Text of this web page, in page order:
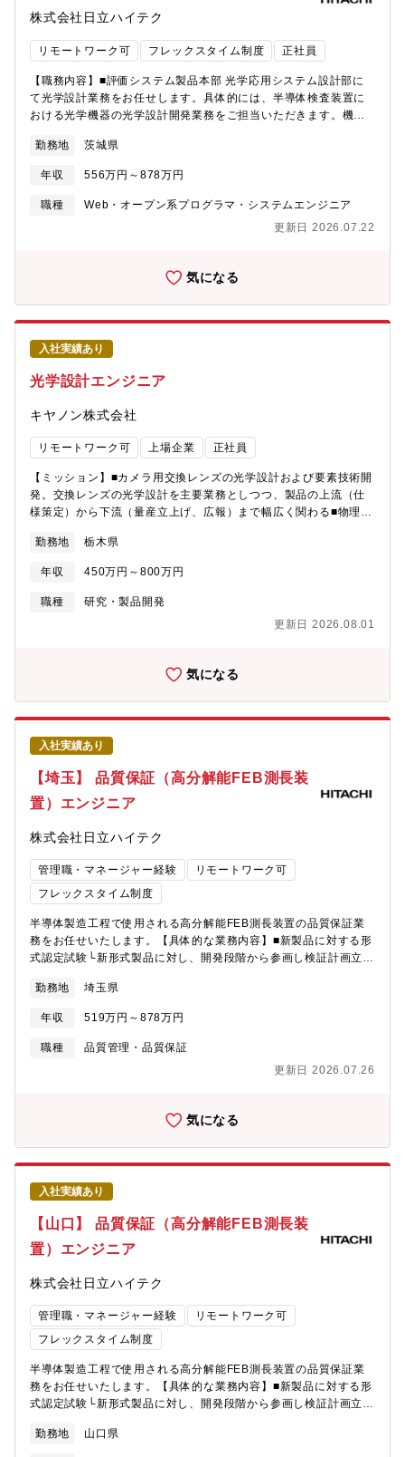
論を重ね、遣り甲斐を感じられます。
株式会社日立ハイテク
リモートワーク可 フレックスタイム制度 正社員
【職務内容】■評価システム製品本部 光学応用システム設計部に
て光学設計業務をお任せします。具体的には、半導体検査装置に
おける光学機器の光学設計開発業務をご担当いただきます。機
初めとする光学素子の仕様検討から設計指示までをお任せしま
す。またご経験に応じて、光学シミュレーション等の活用、サプ
ライヤと協力してのレーザー開発、レーザー照明光学系設計、検
出光学系設計、自動焦点システム設計、波面制御技術開発、高速
める管理職として技術開発・製品開発などにより組織を牽引する
の定める業務【担当装置例】■同社は半導体検査装置において電子
線やレーザーなどを使用した精密な表面検査技術を持っており、
当部署ではこのうち特に光学のコア技術をもとにした次世代検査
装置の開発を担っています。光を使用することによりスピーディ
な検査が可能となるため、半導体製造工程においてなくてはなら
ない装置の一つとなっています。◆暗視野式ウェーハ欠陥検査装
置（DIシリーズ）◆暗視野式ウェーハ欠陥検査装置 DI4600日立
暗視野式ウェーハ欠陥検査装置 DI2800回路パターン付きシリコ
ンウェーハ上に存在する異物や欠陥を検査する装置です。レーザ
ーを当てて散乱光を検知し、ウェーハ上にある異物（ごみ）や
様々な欠陥（パターン形成不良等）を高感度かつ高速に検査しま
す。ラインセンサにて取得した2次元画像を処理し、正常パターン
から欠陥のみを高精度に検出することができます。◆ウェーハ表
面検査装置（LSシリーズ）◆ウェーハ表面検査装置 LSシリーズ
パターンのない鏡面シリコンウェーハ上に存在する異物や欠陥を
を形成する前のウェーハ上にある異物（ごみ）や様々な欠陥（段
来よりも高感度の検査を実現し、技術革新賞も受賞するなど、各
方面から高い評価を受けています。これの装置により、半導体デ
と】■半導体ウェーハ検査装置の事業を拡大・成長させるために
うな機能・装置が必要になるのかといったR&Dの方向性を明確化
した上で、それをモノ・コトとして実現していくことが重要だと
考えています。【企業・仕事の魅力】■市場性が極めて高く、技術
の進化スピードが早い半導体業界においてシェアを伸長している
同社において、高機能・高精度が求められる最先端技術を学びな
がら、さらなる技術開発を追求することができます。また、現在
のあらゆる産業の根幹である半導体を検査、計測する装置を開発
することで、広く社会貢献に携わることができます。技術者にと
ってはこの上ない環境だと思います。【採用背景】■同社装置は大
全体が弛まぬ技術革新により、半導体デバイスの高性能化を続け
ウェーハを検査したい」といった顧客の高度な要求に対しても、
同社は更に技術を磨き、その声に応えていくことが必要です。■そ
こで技術者の人財を強化し、我々としても技術革新を進め、顧客
の要求・期待に応える・超えるモノ・コトを提供することによっ
て、顧客のモノづくりを支えるベストパートナーであり続けるこ
とを目標としています。【日立製作所の研究所群とのかかわり】■
高精度ステージの要素研究を日立の研究所で行い、製品に繋げる
など日立グループとしての強みも発揮しながら開発をしていま
勤務地 茨城県
年収 556万円～878万円
職種
Web・オープン系プログラマ・システムエンジニア
更新日 2026.07.22
気になる
入社実績あり
光学設計エンジニア
キヤノン株式会社
リモートワーク可 上場企業 正社員
【ミッション】■カメラ用交換レンズの光学設計および要素技術開
発。交換レンズの光学設計を主要業務としつつ、製品の上流（仕
様策定）から下流（量産立上げ、広報）まで幅広く関わる■物理現
で新しい製品を生み出す意欲を持った方■写真、映像は人の人生を
豊かにしてくれる大事な文化です。自らが手がけた製品によっ
て、大事な文化を育み写真を撮りたい人々の思いに応えていきま
しょう【職務内容】私たちの部門ではカメラ用交換レンズ製品の
ェクトにおいては、■市場分析に基づく魅力的な仕様の提案■メカ/
作Sim■製品搭載光学データ作成・検証■量産立上げ円滑化のため
のフォロー■製品販促のための広報活動まで幅広く担当いたしま
す。一つの製品プロジェクトにおいて光学設計者として関わる人
数は多くありません。担当する領域は幅広いですが、そうである
からこそより一層技術者としての成長が見込めます。また自分が
担当した製品と胸を張って言える環境にあります。要素開発にお
いては、社内外の他部門と連携し、技術を製品搭載レベルまで仕
上げていきます。私たちは光学技術者として技術の要求仕様を数
値化し開発を推進する役割を担います。【募集背景】■交換レンズ
テムです。スマートフォンの普及により、誰でも簡単に写真や映
像を撮れる時代になり、写真映像文化は急速に広がりました。そ
の様な中で、もっと思い通りに写真・映像を撮りたいという人々
の要求もあり、業界としては堅調な成長を続けています。その様
な中でキヤノンは様々な人々の要求に応える世界初の製品を世の
中に送り出してきました。私たちは常にお客様の撮影領域の拡大
を考えており、その姿勢をプロカメラマンを始めとする多くのお
客様に評価頂いております。■技術力を評価されるキヤノンの中に
の競争力の源泉となっています。その様な環境下で働く事で光学
技術者としての大きな成長とキヤリア形成も期待できますしその
代：要素開発や製品のフローを一通り経験し、複数の製品の担当
を経験します30代：自らの担当製品を持ちながら、設計リーダー
として活躍します【教育体制】長年の積み重ねにより光学技術者
の教育は万全の体制が整っています。近年大学等の教育機関で光
学設計を学べる機会は多くなく、ほとんどのメンバーが光学に関
する知識が無く入社して来ます。そのような状況において入社し
て来たメンバーであっても万全の教育体制を経て光学技術者とし
て成長しています。【チーム体制】1製品辺りの開発メンバーは10
人程度の規模になりますが、その中で光学設計者は数人、主担当
者は1人です。光学設計者は自らの製品と言える環境です。【同社
について】キヤノンは創業以来80年以上、安定した経営と世界的
体、医療機器など多岐にわたる事業展開で単一市場に依存せず、
グローバルに強固な顧客基盤を持っています。最先端技術への研
究開発投資と盤石な財務基盤により、市況変化や業界動向にも柔
軟かつ力強く対応できる安定企業です。さらに、環境保全や持続
が整っています。現在、世界約180か国以上で事業展開し、従業員
数は約18万名。企業理念「共生（Kyosei）」のもと、環境・人権
を尊重した持続可能な社会作りを目指し、最先端技術とソリュー
て挑戦を続けています。
勤務地 栃木県
年収 450万円～800万円
職種
研究・製品開発
更新日 2026.08.01
気になる
入社実績あり
【埼玉】 品質保証（高分解能FEB測長装
置）エンジニア
株式会社日立ハイテク
管理職・マネージャー経験
リモートワーク可
フレックスタイム制度
半導体製造工程で使用される高分解能FEB測長装置の品質保証業
務をお任せいたします。【具体的な業務内容】■新製品に対する形
式認定試験└新形式製品に対し、開発段階から参画し検証計画立案
内でチームを編成し、市場要求に対する製品の妥当性を確認（性
能、電気系、機構系、ソフトウェア、寿命、耐環境、技術法令、
保守性）■量産開始後の出荷試験└出荷製品毎に、「顧客納入仕様
を満足しているか」、「場内検査で合格した製品が据付先でも問
ドサービス部門では解決できない技術的なインシデントに対応
ームのようなイメージで分かれておりますので、いずれかをメイ
ン業務として担当いただく予定です。（状況に応じて他業務を担
当いただくこともございます）※技術キーワード・機械系└機械力
学・制御・電気系└電気・回路設計(アナログ、デジタル)、電気制
御・ソフト系└OS：LINUX、Windows、リアルタイムOS言語：
C、C++【入社後お任せする業務】まずは担当装置について知って
いただくために出荷試験業務から実施し、装置の理解が深まり次
第、形式認定試験や保守業務などに従事いただきます。また能力
やご希望次第では、海外出張や駐在などにチャレンジできる環境
として品質面で貢献する達成感■世界最先端の製品の幅広い知識や
技術の修得■国内外のグループ会社を含めた様々な部署、人達との
交流による人脈形成■北米、欧米、アジアなど海外拠点とのやり取
りを通じたグローバル人財としての成長【採用背景】高分解能
FEB測長装置は、半導体製造メーカーなどへの納入台数が毎年増
加しており、顧客へ提供する製品・サービス品質を高め、品質保
証体制の強化することを目的に、「私たちは、社会やお客さまの
真の課題を正しく知り、解決策を提供し続けることで、持続可能
志をもつ新たな仲間を募集します。【配属先】品質保証本部 評
勤務地 埼玉県
年収 519万円～878万円
職種
品質管理・品質保証
更新日 2026.07.26
気になる
入社実績あり
【山口】 品質保証（高分解能FEB測長装
置）エンジニア
株式会社日立ハイテク
管理職・マネージャー経験
リモートワーク可
フレックスタイム制度
半導体製造工程で使用される高分解能FEB測長装置の品質保証業
務をお任せいたします。【具体的な業務内容】■新製品に対する形
式認定試験└新形式製品に対し、開発段階から参画し検証計画立案
内でチームを編成し、市場要求に対する製品の妥当性を確認（性
勤務地 山口県